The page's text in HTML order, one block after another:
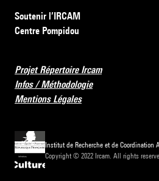
Soutenir l’IRCAM
Centre Pompidou
Projet Répertoire Ircam
Infos / Méthodologie
Mentions Légales
Institut de Recherche et de
Copyright © 2022 Ircam. All rights